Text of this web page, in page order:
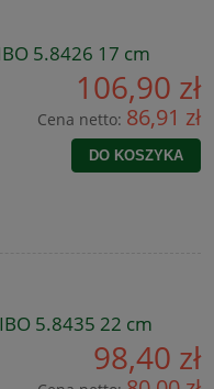
5.8426 17 cm
106,90 zł
Cena netto: 86,91 zł
DO KOSZYKA
5.8435 22 cm
98,40 zł